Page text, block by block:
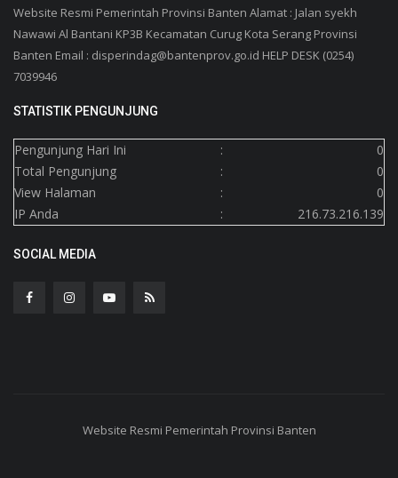
Website Resmi Pemerintah Provinsi Banten Alamat : Jalan syekh
Nawawi Al Bantani KP3B Kecamatan Curug Kota Serang Provinsi
Banten Email : disperindag@bantenprov.go.id HELP DESK (0254)
7039946
STATISTIK PENGUNJUNG
Pengunjung Hari Ini :
0
Total Pengunjung
:
0
View Halaman
:
0
IP Anda
: 216.73.216.139
SOCIAL MEDIA
Website Resmi Pemerintah Provinsi Banten